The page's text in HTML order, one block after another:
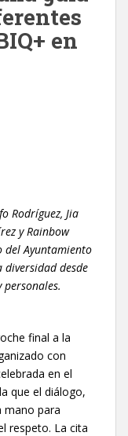
en
Rodríguez, Jia
y Rainbow
del Ayuntamiento
desde
final a la
con
en el
que el diálogo,
mano para
respeto. La cita